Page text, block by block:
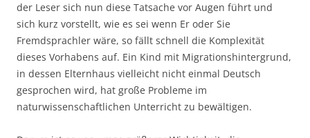
der Leser sich nun diese Tatsache vor Augen führt und
sich kurz vorstellt, wie es sei wenn Er oder Sie
Fremdsprachler wäre, so fällt schnell die Komplexität
dieses Vorhabens auf. Ein Kind mit Migrationshintergrund,
in dessen Elternhaus vielleicht nicht einmal Deutsch
gesprochen wird, hat große Probleme im
naturwissenschaftlichen Unterricht zu bewältigen.